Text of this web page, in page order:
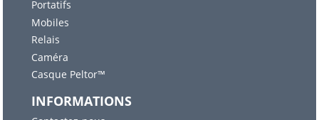
Portatifs
Mobiles
Relais
Caméra
Casque Peltor™
INFORMATIONS